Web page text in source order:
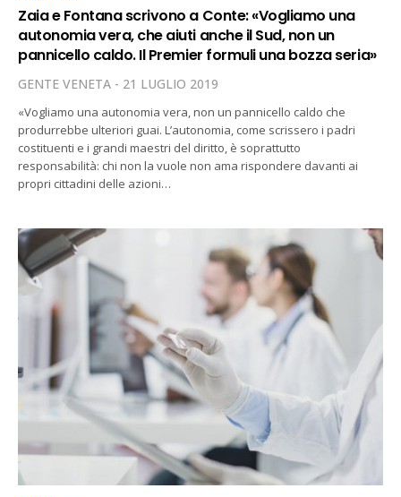
Zaia e Fontana scrivono a Conte: «Vogliamo una
autonomia vera, che aiuti anche il Sud, non un
pannicello caldo. Il Premier formuli una bozza seria»
GENTE VENETA 21 LUGLIO 2019
«Vogliamo una autonomia vera, non un pannicello caldo che
produrrebbe ulteriori guai. L’autonomia, come scrissero i padri
costituenti e i grandi maestri del diritto, è soprattutto
responsabilità: chi non la vuole non ama rispondere davanti ai
propri cittadini delle azioni…